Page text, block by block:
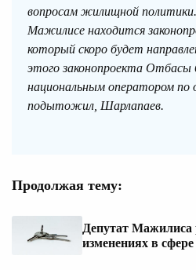
вопросам жилищной
Мажилисе находится
который скоро будет
этого законопроекта Отбасы
национальным оператором
подытожил, Шарлапаев.
Продолжая тему:
Депутат Мажилиса
изменениях в